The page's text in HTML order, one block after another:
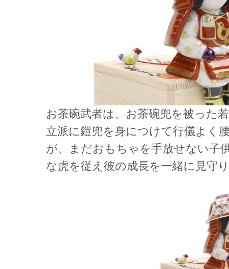
お茶碗武者は、お茶碗兜を被った
立派に鎧兜を身につけて行儀よく
が、まだおもちゃを手放せない子
な虎を従え彼の成長を一緒に見守